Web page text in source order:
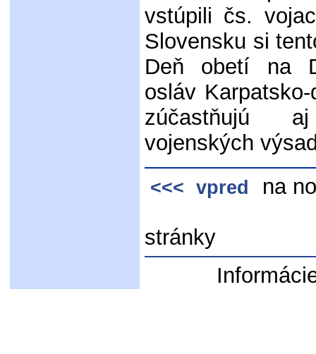
vstúpili čs.
Slovensku si
Deň obetí na
osláv
zúčastňujú
vojenských
<<< vpred na
stránky